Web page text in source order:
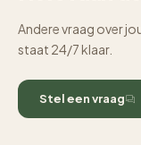
Andere vraag over
staat 24/7 klaar.
Stel een vraag